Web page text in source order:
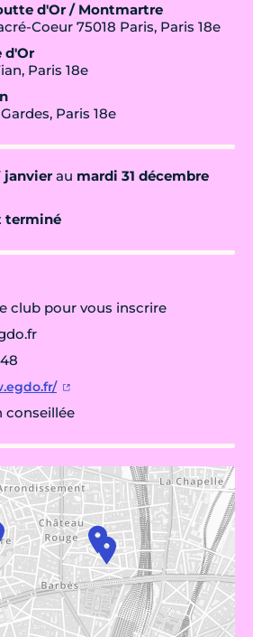
d'Or / Montmartre
Coeur 75018 Paris, Paris 18e
d'Or
Paris 18e
Paris 18e
janvierau mardi 31 décembre
terminé
club pour vous inscrire
conseillée